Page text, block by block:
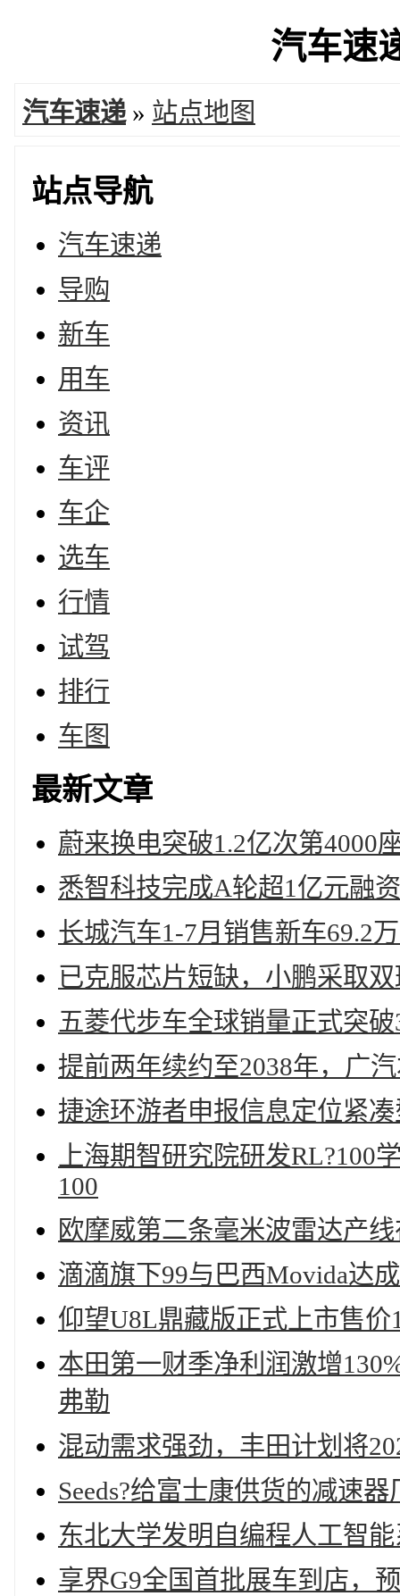
汽车速
汽车速递» 站点地图
站点导航
汽车速递
导购
新车
用车
资讯
车评
车企
选车
行情
试驾
排行
车图
最新文章
蔚来换电突破1.2亿次第4000
悉智科技完成A轮超1亿元融资
长城汽车1-7月销售新车69.2
已克服芯片短缺，小鹏采取
五菱代步车全球销量正式突
提前两年续约至2038年，广
捷途环游者申报信息定位紧
上海期智研究院研发RL?100
100
欧摩威第二条毫米波雷达产
滴滴旗下99与巴西Movida达
仰望U8L鼎藏版正式上市售价
本田第一财季净利润激增
弗勒
混动需求强劲，丰田计划将
Seeds?给富士康供货的减速
东北大学发明自编程人工智
享界G9全国首批展车到店，